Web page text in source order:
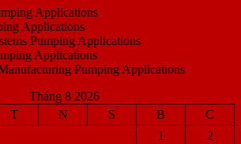
Applications
Applications
Pumping Applications
Applications
Pumping Applications
Tháng 8 2026
T N S B
C
1
2